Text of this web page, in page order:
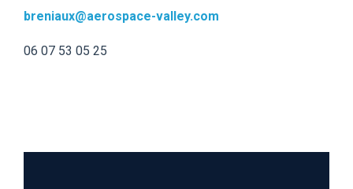
breniaux@aerospace-valley.com
06 07 53 05 25